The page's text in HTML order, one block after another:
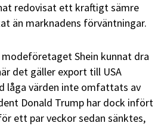
redovisat ett kraftigt sämre
än marknadens förväntningar.
Shein kunnat dra
det gäller export till USA
låga värden inte omfattats av
Donald Trump har dock infört
ett par veckor sedan sänktes,